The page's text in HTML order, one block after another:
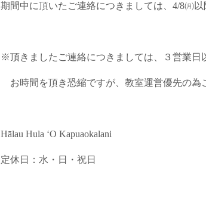
期間中に頂いたご連絡につきましては、4/8㈪
※頂きましたご連絡につきましては、３営業日
お時間を頂き恐縮ですが、教室運営優先の為
Hālau Hula ʻO Kapuaokalani
定休日：水・日・祝日